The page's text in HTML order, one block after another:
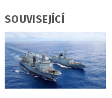
SOUVISEJÍCÍ